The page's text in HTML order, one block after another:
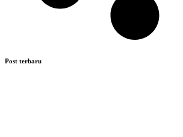
Post terbaru